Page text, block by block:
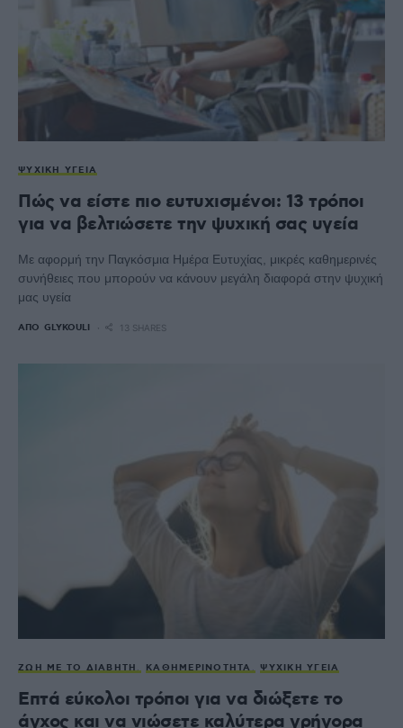
ΨΥΧΙΚΉ ΥΓΕΊΑ
Πώς να είστε πιο ευτυχισμένοι: 13 τρόποι
για να βελτιώσετε την ψυχική σας υγεία
Με αφορμή την Παγκόσμια Ημέρα Ευτυχίας, μικρές καθημερινές
συνήθειες που μπορούν να κάνουν μεγάλη διαφορά στην ψυχική
μας υγεία
ΑΠΌ GLYKOULI 13 SHARES
ΖΩΉ ΜΕ ΤΟ ΔΙΑΒΉΤΗ ΚΑΘΗΜΕΡΙΝΌΤΗΤΑ ΨΥΧΙΚΉ ΥΓΕΊΑ
Επτά εύκολοι τρόποι για να διώξετε το
άγχος και να νιώσετε καλύτερα γρήγορα